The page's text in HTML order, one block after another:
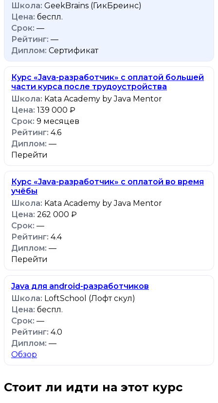
GeekBrains (ГикБреинс)
беспл.
—
—
Сертификат
Курс «Java-разработчик» с оплатой большей
части курса после трудоустройства
Kata Academy by Java Mentor
139 000 ₽
9 месяцев
4.6
—
Перейти
Курс «Java-разработчик» с оплатой во время
учёбы
Kata Academy by Java Mentor
262 000 ₽
—
4.4
—
Перейти
Java для android-разработчиков
LoftSchool (Лофт скул)
беспл.
—
4.0
—
Обзор
Стоит ли идти на этот курс